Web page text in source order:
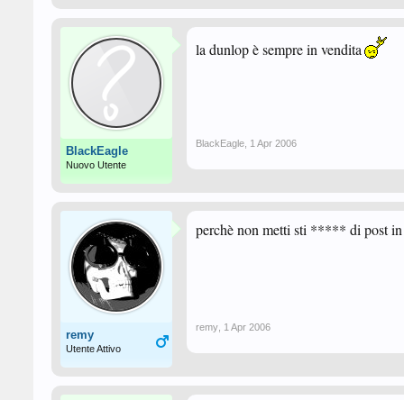
BlackEagle
Nuovo Utente
la dunlop è sempre in vendita
BlackEagle 1 Apr 2006
remy
Utente Attivo
perchè non metti sti ***** di post in
remy 1 Apr 2006